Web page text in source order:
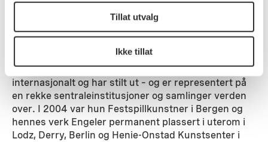
Tillat utvalg
Ikke tillat
Kunstner A K Dolven er bosatt i London og Lofoten
utdannet i Paris og Oslo, anses som en av Norges
mest anerkjente kunstnere nasjonalt og
internasjonalt og har stilt ut – og er representert på
en rekke sentraleinstitusjoner og samlinger verden
over. I 2004 var hun Festspillkunstner i Bergen og
hennes verk Engeler permanent plassert i uterom i
Lodz, Derry, Berlin og Henie-Onstad Kunstsenter i